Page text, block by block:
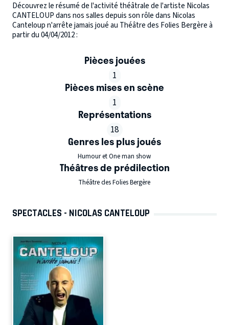
Découvrez le résumé de l'activité théâtrale de l'artiste Nicolas
CANTELOUP dans nos salles depuis son rôle dans Nicolas
Canteloup n'arrête jamais joué au Théâtre des Folies Bergère à
partir du 04/04/2012 :
Pièces jouées
1
Pièces mises en scène
1
Représentations
18
Genres les plus joués
Humour et One man show
Théâtres de prédilection
Théâtre des Folies Bergère
SPECTACLES - NICOLAS CANTELOUP